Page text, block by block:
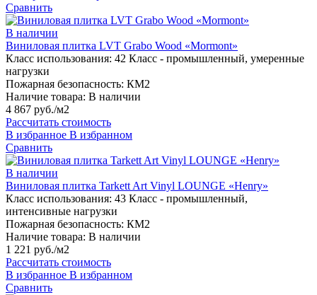
Сравнить
В наличии
Виниловая плитка LVT Grabo Wood «Mormont»
Класс использования: 42 Класс - промышленный, умеренные
нагрузки
Пожарная безопасность: КМ2
Наличие товара: В наличии
4 867 руб./м2
Рассчитать стоимость
В избранное В избранном
Сравнить
В наличии
Виниловая плитка Tarkett Art Vinyl LOUNGE «Henry»
Класс использования: 43 Класс - промышленный,
интенсивные нагрузки
Пожарная безопасность: КМ2
Наличие товара: В наличии
1 221 руб./м2
Рассчитать стоимость
В избранное В избранном
Сравнить